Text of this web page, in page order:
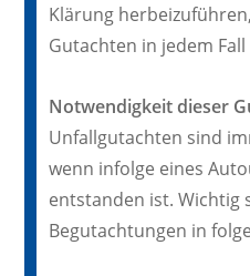
Klärung
Gutachten in jedem
Notwendigkeit dieser
Unfallgutachten sind
wenn infolge eines
entstanden ist. Wichtig
Begutachtungen in